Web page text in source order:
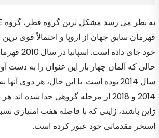
قهرمان سابق جهان از اروپا و احتمالاً قوی
خود جای داده
حالی که آلمان چهار بار این عنوان را به دست
سال 2014 بوده است. با این حال، هر دوی
2014 و 2018 از مرحله گروهی جدا شده
ژاپن باشند، ژاپنی که با فاصله هفت امتیازی
استخر مقدماتی خود عبور کرده است.